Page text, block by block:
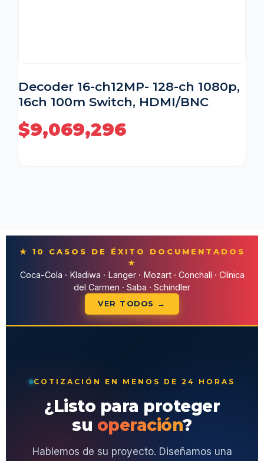
Decoder 16-ch12MP- 128-ch 1080p,
16ch 100m Switch, HDMI/BNC
$9,069,296
★ 10 CASOS DE ÉXITO DOCUMENTADOS
★
Coca-Cola · Kladiwa · Langer · Mozart · Conchalí · Clínica
del Carmen · Saba · Schindler
VER TODOS →
COTIZACIÓN EN MENOS DE 24 HORAS
¿Listo para proteger
su operación?
Hablemos de su proyecto. Diseñamos una